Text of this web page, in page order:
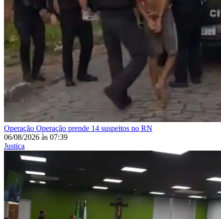
Operação Operação prende 14 suspeitos no RN
06/08/2026 às 07:39
Justiça